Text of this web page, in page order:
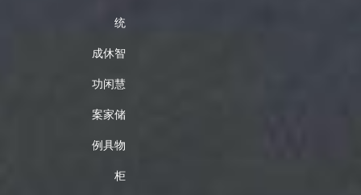
统
成
功
案
例
休
闲
家
具
智
慧
储
物
柜